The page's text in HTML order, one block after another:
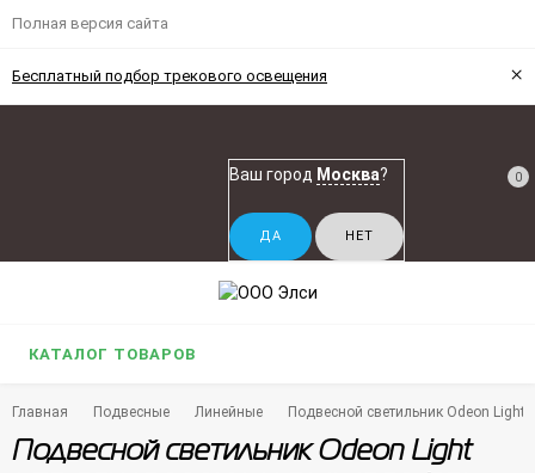
Полная версия сайта
Бесплатный подбор трекового освещения ×
Ваш город Москва? 0
КАТАЛОГ ТОВАРОВ
Главная Подвесные Линейные Подвесной светильник Odeon Light
Подвесной светильник Odeon Light